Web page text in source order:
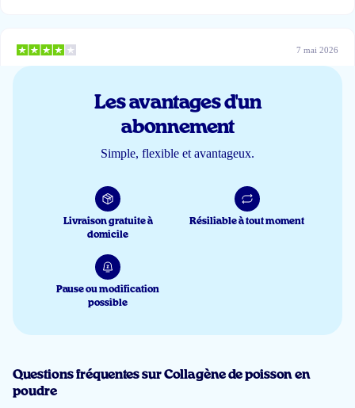
7 mai 2026
Niet in capsules helaas, ben vaak van huis poedervorm niet handig.
Geschmacksneutral, löst sich schnell auf
De poeder laat zich goed mengen dus lost goed op. Smaak is prima.
Astrid Velda
Les avantages d'un
abonnement
Simple, flexible et avantageux.
Livraison gratuite à
domicile
Résiliable à tout moment
Pause ou modification
possible
Questions fréquentes sur Collagène de poisson en
poudre